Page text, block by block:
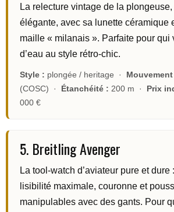
La relecture vintage de la
élégante, avec sa lunette céramique
maille « milanais ». Parfaite pour qui
d’eau au style rétro-chic.
Style : plongée / heritage ·
(COSC) · Étanchéité : 200 m · Prix
000 €
5. Breitling Avenger
La tool-watch d’aviateur pure et dure
lisibilité maximale, couronne et
manipulables avec des gants. Pour